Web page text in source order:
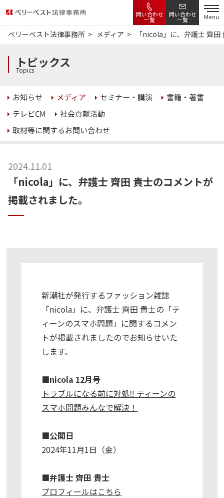
問い合わせ
一覧
問い合わせ
一覧 Menu
ベリーベスト法律事務所 メディア 「nicola」に、弁護士 齊
トピックス
Topics
お知らせ メディア セミナー・講演 書籍・著書
テレビCM 社会貢献活動
取材等に関するお問い合わせ
2024.11.01
「nicola」に、弁護士 齊田 貴士のコメントが
掲載されました。
新潮社が発行するファッション雑誌
「nicola」に、弁護士 齊田 貴士の「テ
ィーンのスマホ問題」に関するコメン
トが掲載されましたのでお知らせいた
します。
■nicola 12月号
トラブルになる前に対処‼ ティーンの
スマホ問題みんなで解決！
■公開日
2024年11月1日（金）
■弁護士 齊田 貴士
プロフィールはこちら